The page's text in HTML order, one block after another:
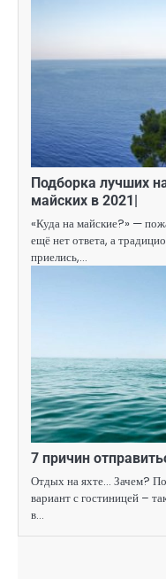
Подборка лучших
майских в 2021|
«Куда на майские?» —
ещё нет ответа, а
приелись,…
7 причин
Отдых на яхте… Зачем?
вариант с гостиницей –
в…